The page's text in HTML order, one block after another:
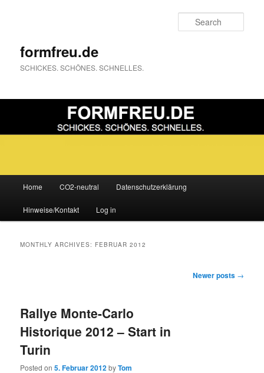
formfreu.de
SCHICKES. SCHÖNES. SCHNELLES.
Skip
to
Skip
to
Home CO2-neutral Datenschutzerklärung
Hinweise/Kontakt Log in
MONTHLY ARCHIVES: FEBRUAR 2012
Newer posts →
Rallye Monte-Carlo
Historique 2012 – Start in
Turin
Posted on5. Februar 2012byTom